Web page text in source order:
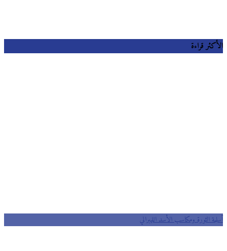
قراءة
الثورة ومكاسب الأسد الليبرالي